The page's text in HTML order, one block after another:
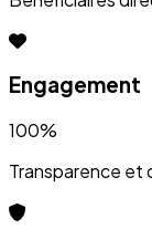
Projets qui